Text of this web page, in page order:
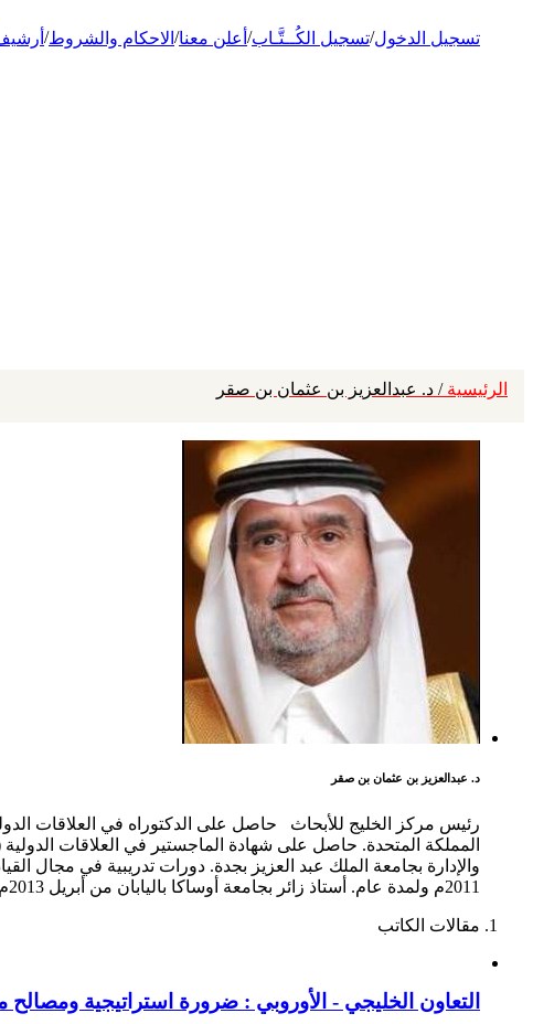
تسجيل الدخول/تسجيل الكُــتَّـاب/ أعلن معنا/ الاحكام والشروط/
الرئيسية / د. عبدالعزيز بن عثمان بن صقر
د. عبدالعزيز بن عثمان بن صقر
المملكة المتحدة. حاصل على شهادة الماجستير في العلاقات
2011م ولمدة عام. أستاذ زائر بجامعة أوساكا باليابان من أبريل 2013م ولمدة عام. محاضر في العديد من الجامعات والأكاديميات العسكرية والمدنية.
مقالات الكاتب
التعاون الخليجي - الأوروبي : ضرورة استراتيجية